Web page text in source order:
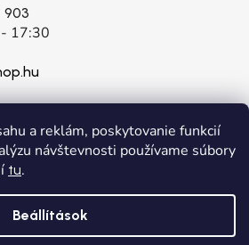
a reklám, poskytovanie funkcií
návštevnosti používame súbory
tu.
Beállítások
903
17:30